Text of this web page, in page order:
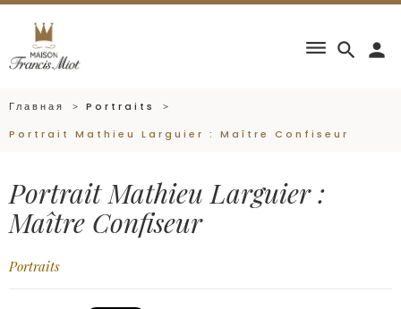
search
dehaze person
Главная
Portraits
Portrait Mathieu Larguier : Maître Confiseur
Portrait Mathieu Larguier :
Maître Confiseur
Portraits